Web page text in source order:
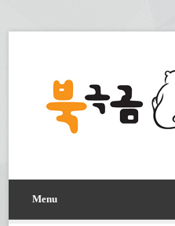
Menu